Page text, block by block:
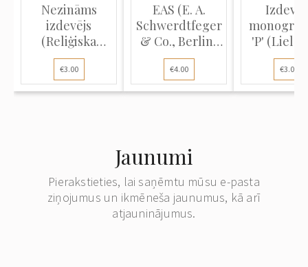
Nezināms
izdevējs
(Reliģiska
atklātne):
Ziema...
€3.00
EAS (E. A.
Schwerdtfeger
& Co., Berlin)
(Liel...
€4.00
'P'
€3.00
Jaunumi
Pierakstieties, lai saņēmtu mūsu e-pasta
ziņojumus un ikmēneša jaunumus, kā arī
atjauninājumus.